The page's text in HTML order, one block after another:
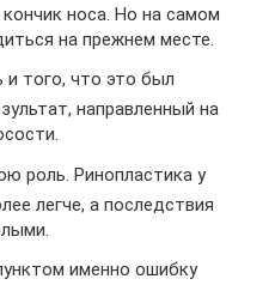
носа. Но на самом
на прежнем месте.
того, что это был
направленный на
роль. Ринопластика у
легче, а последствия
именно ошибку